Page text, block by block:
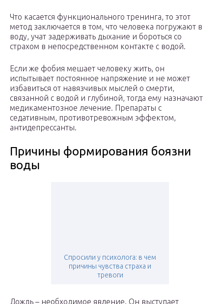
Что касается функционального тренинга, то этот
метод заключается в том, что человека погружают в
воду, учат задерживать дыхание и бороться со
страхом в непосредственном контакте с водой.
Если же фобия мешает человеку жить, он
испытывает постоянное напряжение и не может
избавиться от навязчивых мыслей о смерти,
связанной с водой и глубиной, тогда ему назначают
медикаментозное лечение. Препараты с
седативным, противотревожным эффектом,
антидепрессанты.
Причины формирования боязни
воды
Спросили у психолога: в чем
причины чувства страха и
тревоги
Дождь – необходимое явление. Он выступает